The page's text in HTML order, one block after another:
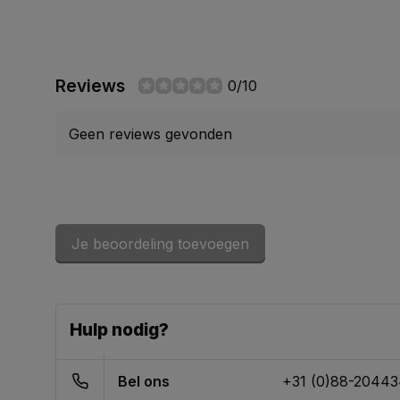
Reviews 0/10
Geen reviews gevonden
Je beoordeling toevoegen
Hulp nodig?
Bel ons +31 (0)88-